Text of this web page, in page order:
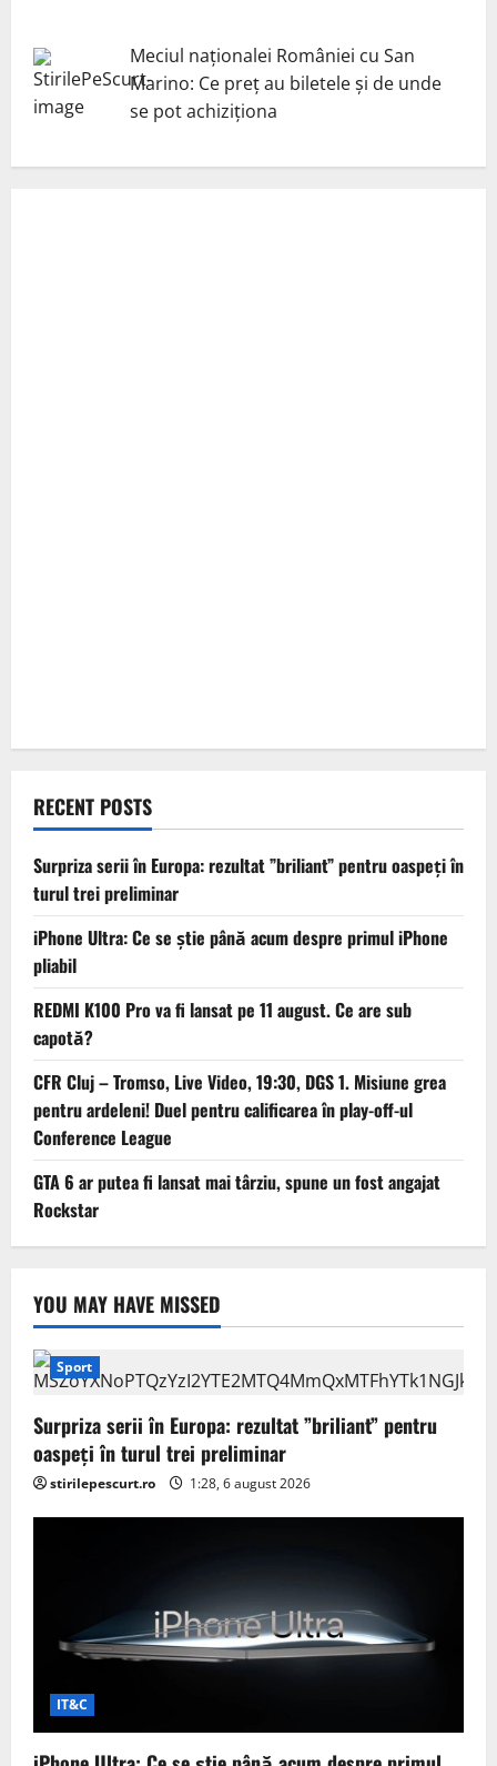
Meciul naționalei României cu San
Marino: Ce preț au biletele și de unde
se pot achiziționa
RECENT POSTS
Surpriza serii în Europa: rezultat ”briliant” pentru oaspeți în
turul trei preliminar
iPhone Ultra: Ce se știe până acum despre primul iPhone
pliabil
REDMI K100 Pro va fi lansat pe 11 august. Ce are sub
capotă?
CFR Cluj – Tromso, Live Video, 19:30, DGS 1. Misiune grea
pentru ardeleni! Duel pentru calificarea în play-off-ul
Conference League
GTA 6 ar putea fi lansat mai târziu, spune un fost angajat
Rockstar
YOU MAY HAVE MISSED
Sport
Surpriza serii în Europa: rezultat ”briliant” pentru
oaspeți în turul trei preliminar
stirilepescurt.ro 1:28, 6 august 2026
IT&C